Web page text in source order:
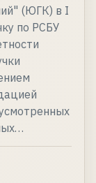
(ЮГК) в I
по РСБУ